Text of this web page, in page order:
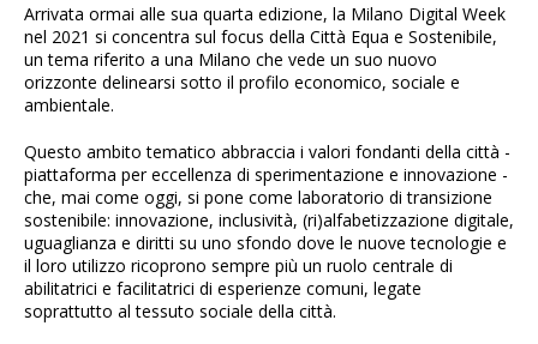
Arrivata ormai alle sua quarta edizione, la Milano Digital Week
nel 2021 si concentra sul focus della Città Equa e Sostenibile,
un tema riferito a una Milano che vede un suo nuovo
orizzonte delinearsi sotto il profilo economico, sociale e
ambientale.
Questo ambito tematico abbraccia i valori fondanti della città -
piattaforma per eccellenza di sperimentazione e innovazione -
che, mai come oggi, si pone come laboratorio di transizione
sostenibile: innovazione, inclusività, (ri)alfabetizzazione digitale,
uguaglianza e diritti su uno sfondo dove le nuove tecnologie e
il loro utilizzo ricoprono sempre più un ruolo centrale di
abilitatrici e facilitatrici di esperienze comuni, legate
soprattutto al tessuto sociale della città.